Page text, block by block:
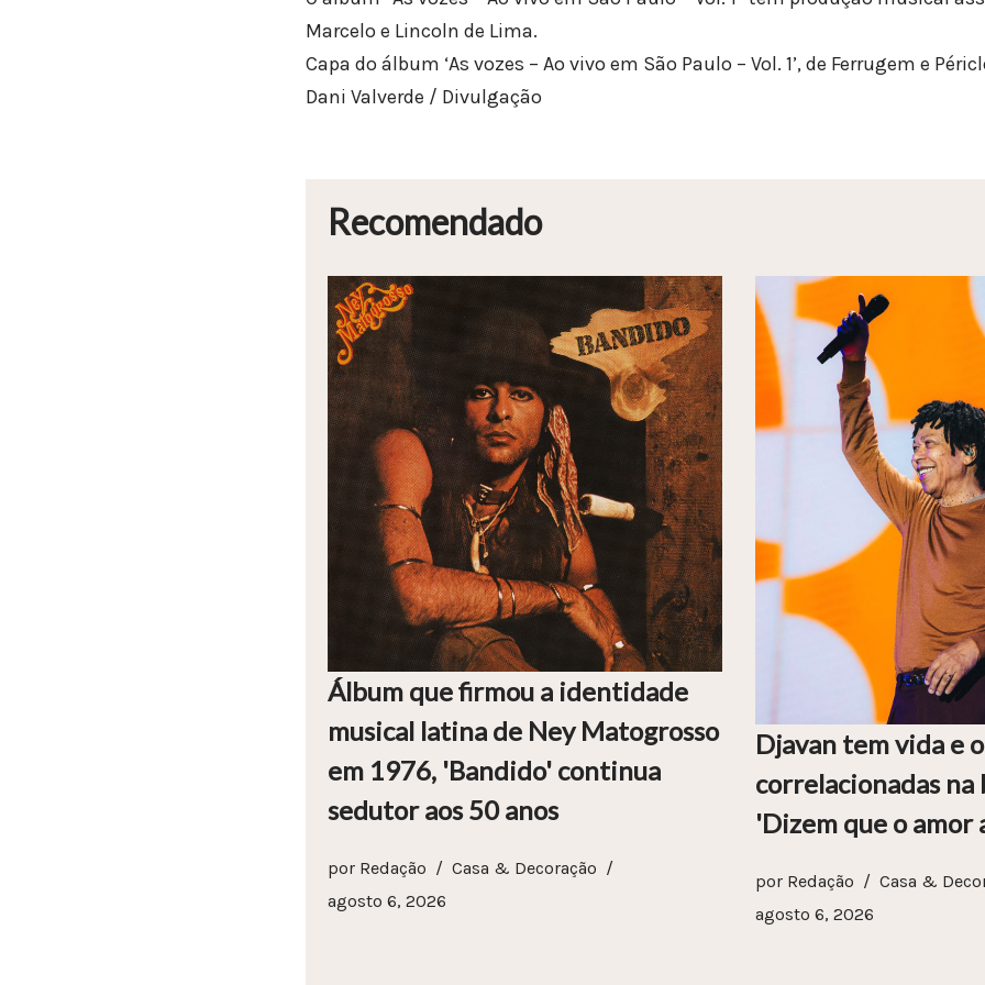
Marcelo e Lincoln de Lima.
Capa do álbum ‘As vozes – Ao vivo em São Paulo – Vol. 1’, de Ferrugem e
Dani Valverde / Divulgação
Recomendado
Álbum que firmou a identidade
musical latina de Ney Matogrosso
em 1976, 'Bandido' continua
sedutor aos 50 anos
por Redação
Casa & Decoração
agosto 6, 2026
Djavan tem vida e
correlacionadas na
'Dizem que o amor
por Redação
Casa &
agosto 6, 2026